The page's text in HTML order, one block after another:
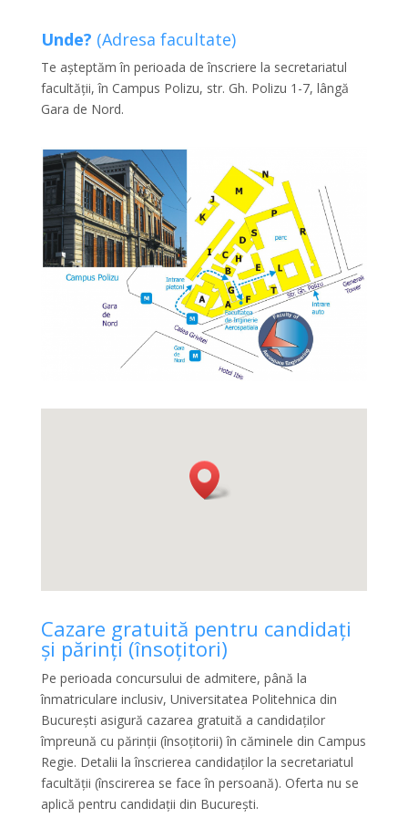
Unde? (Adresa facultate)
Te așteptăm în perioada de înscriere la secretariatul
facultății, în Campus Polizu, str. Gh. Polizu 1-7, lângă
Gara de Nord.
Cazare gratuită pentru candidați
și părinți (însoțitori)
Pe perioada concursului de admitere, până la
înmatriculare inclusiv, Universitatea Politehnica din
București asigură cazarea gratuită a candidaților
împreună cu părinții (însoțitorii) în căminele din Campus
Regie. Detalii la înscrierea candidaților la secretariatul
facultății (înscirerea se face în persoană). Oferta nu se
aplică pentru candidații din București.